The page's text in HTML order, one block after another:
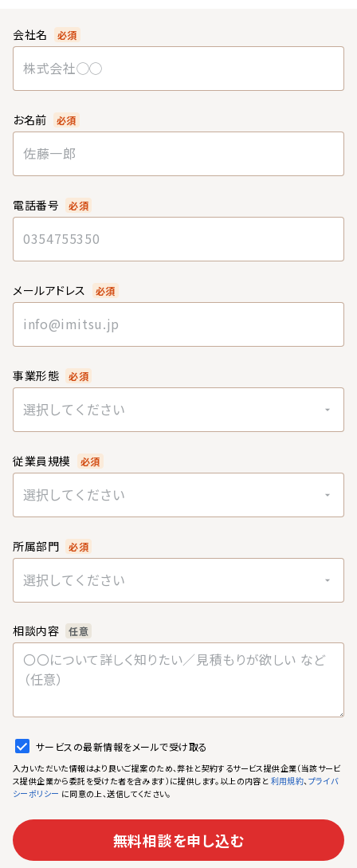
会社名 必須
お名前 必須
電話番号 必須
メールアドレス 必須
事業形態 必須
選択してください
従業員規模 必須
選択してください
所属部門 必須
選択してください
相談内容 任意
サービスの最新情報をメールで受け取る
入力いただいた情報はより良いご提案のため、弊社と契約するサービス提供企業（当該サービ
ス提供企業から委託を受けた者を含みます）に提供します。以上の内容と 利用規約、プライバ
シーポリシー に同意の上、送信してください。
無料相談を申し込む